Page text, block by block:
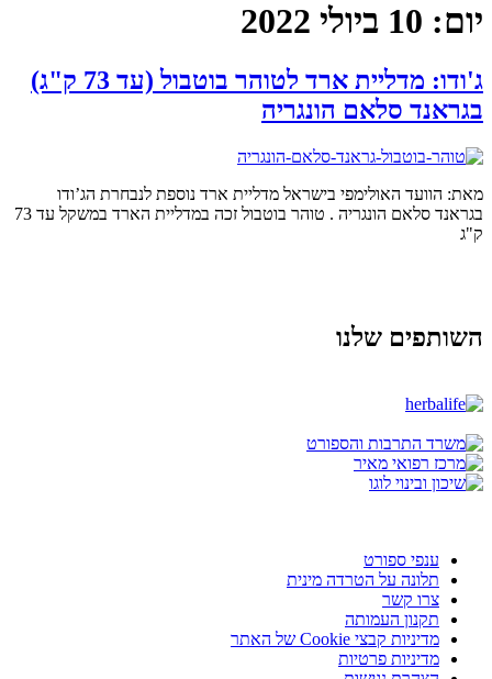
יום: 10 ביולי 2022
ג'ודו: מדליית ארד לטוהר בוטבול (עד 73 ק"ג)
בגראנד סלאם הונגריה
מאת: הוועד האולימפי בישראל מדליית ארד נוספת לנבחרת הג’ודו
בגראנד סלאם הונגריה . טוהר בוטבול זכה במדליית הארד במשקל עד 73
ק"ג
השותפים שלנו
ענפי ספורט
תלונה על הטרדה מינית
צרו קשר
תקנון העמותה
מדיניות קבצי Cookie של האתר
מדיניות פרטיות